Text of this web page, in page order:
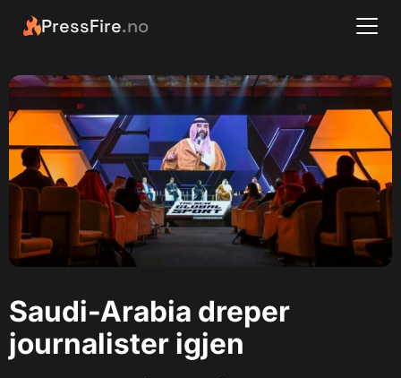
PressFire.no
Saudi-Arabia dreper
journalister igjen